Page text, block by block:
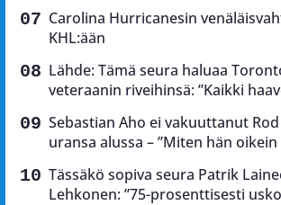
Carolina Hurricanesin
KHL:ään
Lähde: Tämä seura haluaa
veteraanin riveihinsä: ”Kaikki
Sebastian Aho ei vakuuttanut
uransa alussa – ”Miten hän oikein
Tässäkö sopiva seura Patrik
Lehkonen: ”75-prosenttisesti